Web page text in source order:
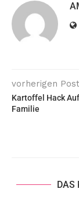
vorherigen Post
Kartoffel Hack
Familie
DAS